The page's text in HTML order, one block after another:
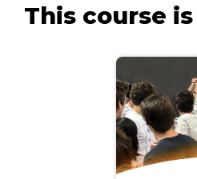
This course